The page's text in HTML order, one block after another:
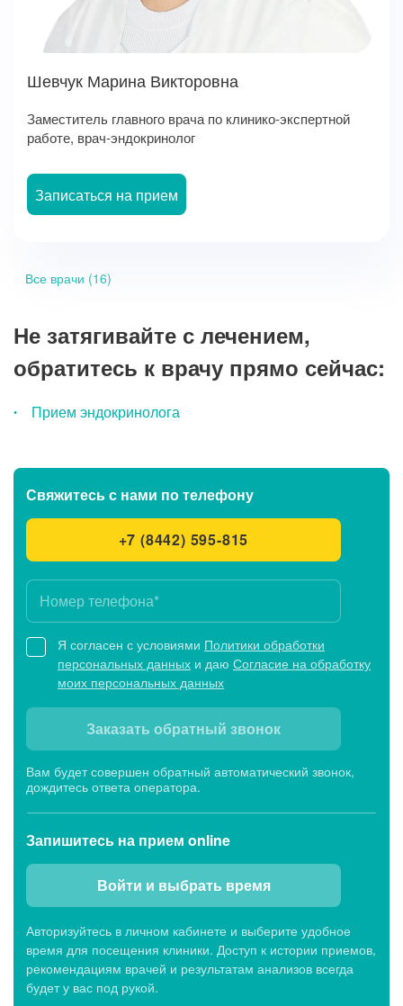
Шевчук Марина Викторовна
Заместитель главного врача по клинико-экспертной
работе, врач-эндокринолог
Записаться на прием
Все врачи (16)
Не затягивайте с лечением,
обратитесь к врачу прямо сейчас:
Прием эндокринолога
Свяжитесь с нами по телефону
+7 (8442) 595-815
Я согласен с условиями Политики обработки
персональных данных и даю Согласие на обработку
моих персональных данных
Заказать обратный звонок
Вам будет совершен обратный автоматический звонок,
дождитесь ответа оператора.
Запишитесь на прием online
Войти и выбрать время
Авторизуйтесь в личном кабинете и выберите удобное
время для посещения клиники. Доступ к истории приемов,
рекомендациям врачей и результатам анализов всегда
будет у вас под рукой.